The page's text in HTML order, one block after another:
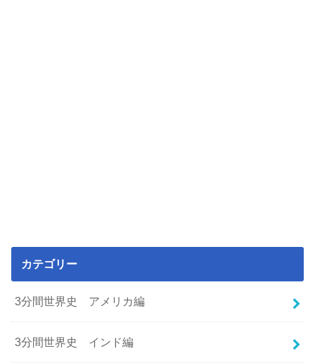
カテゴリー
3分間世界史 アメリカ編
3分間世界史 インド編